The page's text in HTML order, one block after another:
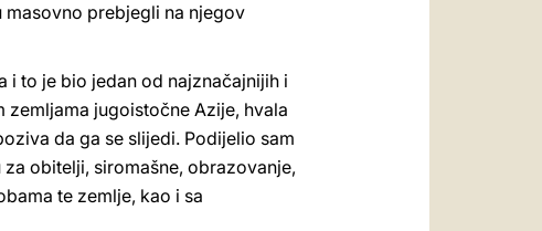
masovno prebjegli na njegov
i to je bio jedan od najznačajnijih i
zemljama jugoistočne Azije, hvala
da ga se slijedi. Podijelio sam
obitelji, siromašne, obrazovanje,
te zemlje, kao i sa